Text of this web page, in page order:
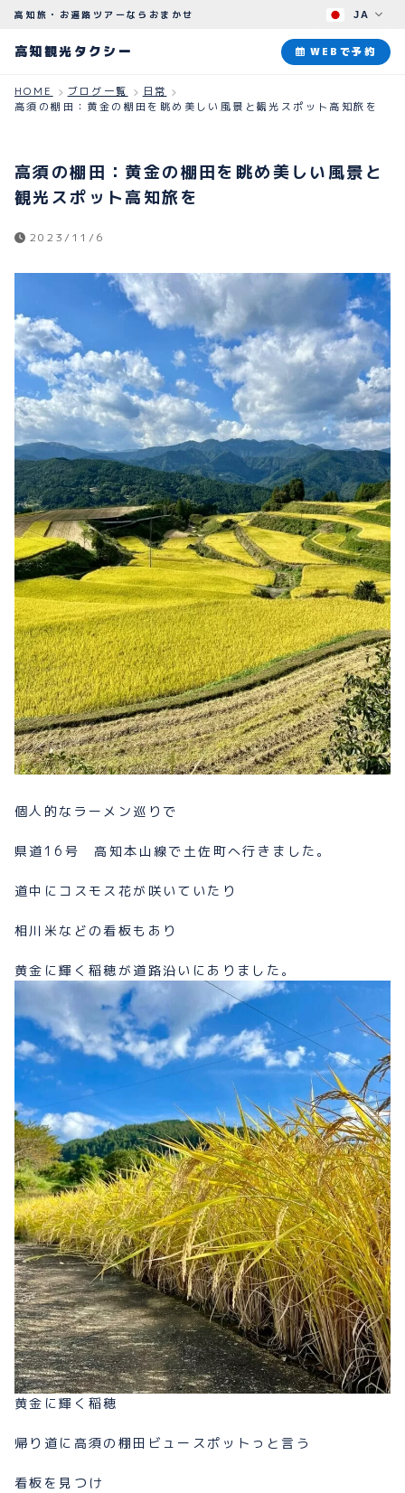
高知観光タクシー
ABOUT
PLAN
観光プラン
HOW TO
ブログ
よくある質問
プライバシーポリシー
お問い合わせ
080-1481-9900
メールで予約
WEBで予約
JA
高知旅・お遍路ツアーならおまかせ
高知観光タクシー WEBで予約
HOME ブログ一覧
日常
高須の棚田：黄金の棚田を眺め美しい風景と観光スポット高知旅を
高須の棚田：黄金の棚田を眺め美しい風景と
観光スポット高知旅を
2023/11/6
個人的なラーメン巡りで
県道16号 高知本山線で土佐町へ行きました。
道中にコスモス花が咲いていたり
相川米などの看板もあり
黄金に輝く稲穂が道路沿いにありました。
黄金に輝く稲穂
帰り道に高須の棚田ビュースポットっと言う
看板を見つけ